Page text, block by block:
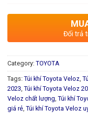
Đổi trả
Category: TOYOTA
Tags: Túi khí Toyota Veloz
2023 Túi khí Toyota Veloz
Veloz chất lượng Túi khí
giá rẻ Túi khí Toyota Veloz